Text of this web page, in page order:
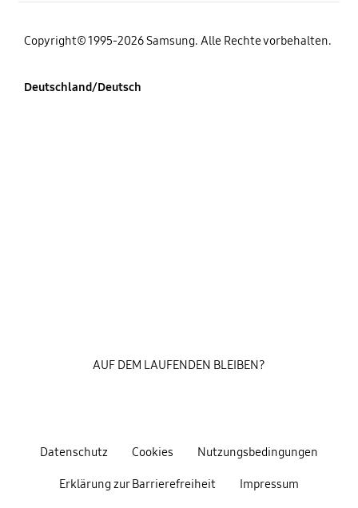
Copyright© 1995-2026 Samsung. Alle Rechte vorbehalten.
Deutschland/Deutsch
Datenschutz Cookies Nutzungsbedingungen
Erklärung zur Barrierefreiheit Impressum
AUF DEM LAUFENDEN BLEIBEN?